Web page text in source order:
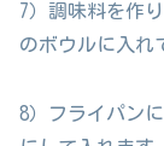
7）調味料を作
のボウルに入れ
8）フライパン